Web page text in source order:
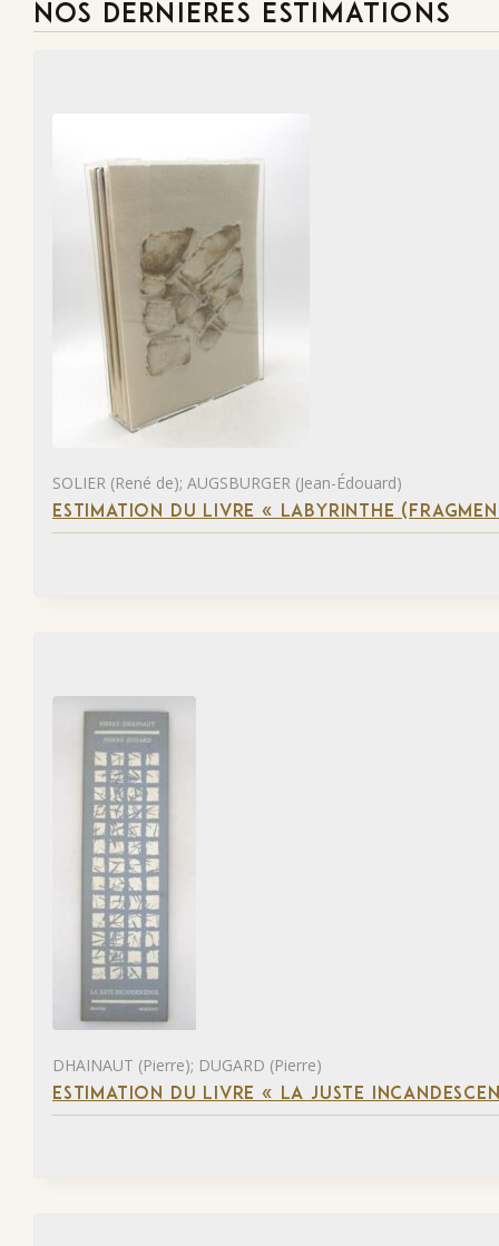
NOS DERNIÈRES ESTIMATIONS
SOLIER (René de); AUGSBURGER (Jean-Édouard)
ESTIMATION DU LIVRE « LABYRINTHE
DHAINAUT (Pierre); DUGARD (Pierre)
ESTIMATION DU LIVRE « LA JUSTE